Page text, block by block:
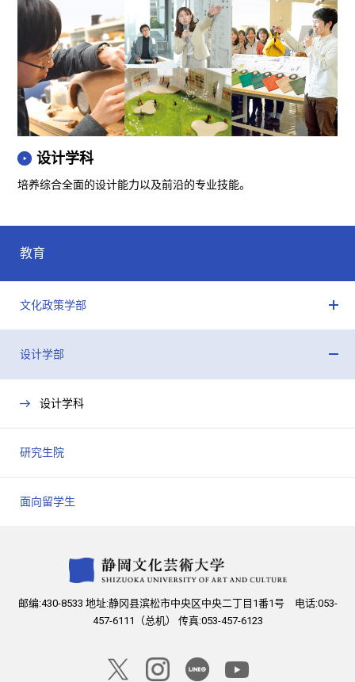
设计学科
培养综合全面的设计能力以及前沿的专业技能。
教育
文化政策学部
设计学部
设计学科
研究生院
面向留学生
邮编:430-8533 地址:静冈县滨松市中央区中央二丁目1番1号 电话:053-
457-6111（总机） 传真:053-457-6123